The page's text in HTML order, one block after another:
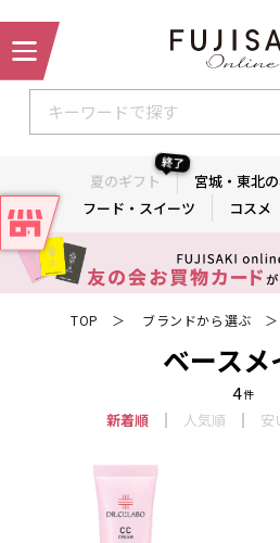
夏のギフト
終了
宮城・東北
フード・スイーツ
コスメ
TOP ＞ ブランドから選ぶ ＞
ベースメ
4件
新着順 人気順 安